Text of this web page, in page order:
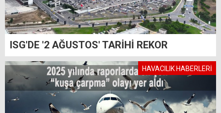
ISG'DE '2 AĞUSTOS' TARİHİ REKOR
HAVACILIK HABERLERİ